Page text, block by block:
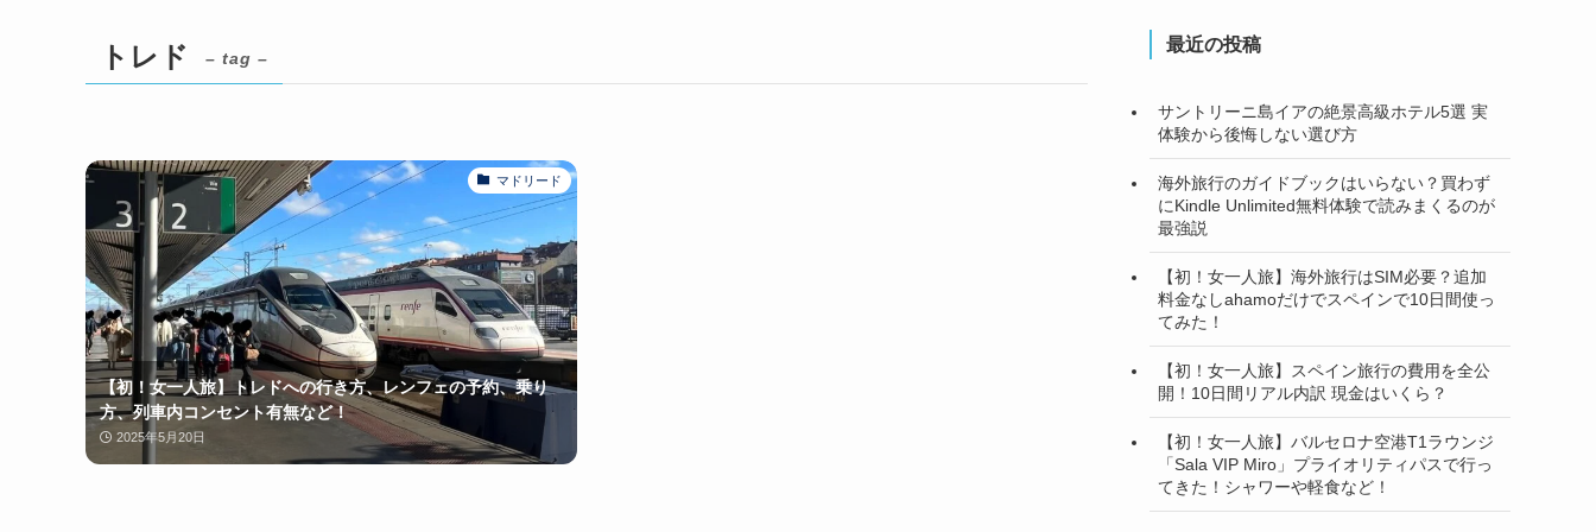
トレド – tag –
マドリード
【初！女一人旅】トレドへの行き方、レンフェの予約、乗り
方、列車内コンセント有無など！
2025年5月20日
最近の投稿
サントリーニ島イアの絶景高級ホテル5選 実
体験から後悔しない選び方
海外旅行のガイドブックはいらない？買わず
にKindle Unlimited無料体験で読みまくるのが
最強説
【初！女一人旅】海外旅行はSIM必要？追加
料金なしahamoだけでスペインで10日間使っ
てみた！
【初！女一人旅】スペイン旅行の費用を全公
開！10日間リアル内訳 現金はいくら？
【初！女一人旅】バルセロナ空港T1ラウンジ
「Sala VIP Miro」プライオリティパスで行っ
てきた！シャワーや軽食など！